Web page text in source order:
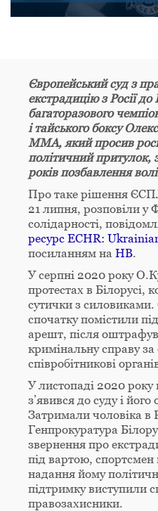
Європейський суд з
екстрадицію з Росіїдо
багаторазового
і тайського боксу
MMA, який просив
політичний притулок,
років позбавлення
Про таке рішення
21 липня, розповіли у
солідарності,
ресурс ECHR:
посиланням на НВ.
У серпні 2020 року
протестах в Білорусі,
сутички з
спочатку помістили
арешт, після
кримінальну справу за
співробітникові
У листопаді 2020
з’явився до суду і
Затримали чоловіка в
Генпрокуратура
звернення про
під вартою, спортсмен
надання йому
підтримку виступили
правозахисники.